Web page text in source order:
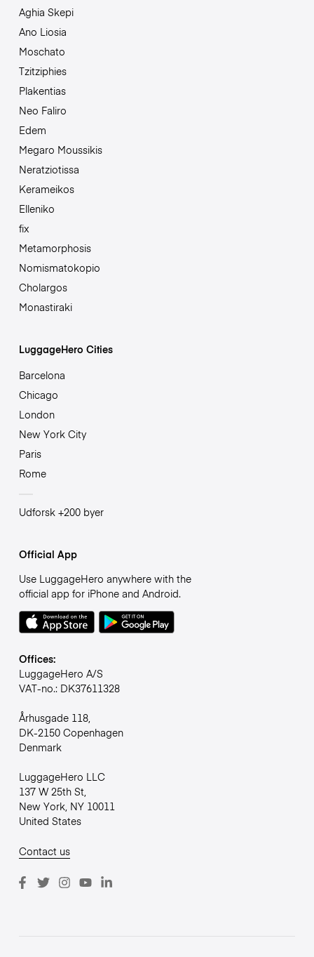
Aghia Skepi
Ano Liosia
Moschato
Tzitziphies
Plakentias
Neo Faliro
Edem
Megaro Moussikis
Neratziotissa
Kerameikos
Elleniko
fix
Metamorphosis
Nomismatokopio
Cholargos
Monastiraki
LuggageHero Cities
Barcelona
Chicago
London
New York City
Paris
Rome
Udforsk +200 byer
Official App
Use LuggageHero anywhere with the
official app for iPhone and Android.
Offices:
LuggageHero A/S
VAT-no.: DK37611328
Århusgade 118,
DK-2150 Copenhagen
Denmark
LuggageHero LLC
137 W 25th St,
New York, NY 10011
United States
Contact us